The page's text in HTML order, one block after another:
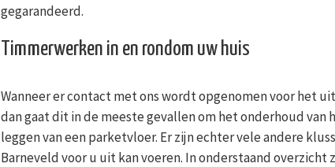
gegarandeerd.
Timmerwerken in en rondom uw huis
Wanneer er contact met ons wordt opgenomen voor het
dan gaat dit in de meeste gevallen om het onderhoud
leggen van een parketvloer. Er zijn echter vele andere
Barneveld voor u uit kan voeren. In onderstaand overzicht